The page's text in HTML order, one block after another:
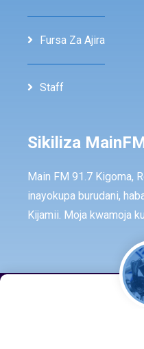
Fursa Za Ajira
Staff
Sikiliza
Main FM 91.7 Kigoma,
inayokupa burudani,
Kijamii. Moja kwamoja
©